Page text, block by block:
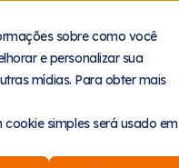
sobre como você
e personalizar sua
mídias. Para obter mais
simples será usado em
Recursos